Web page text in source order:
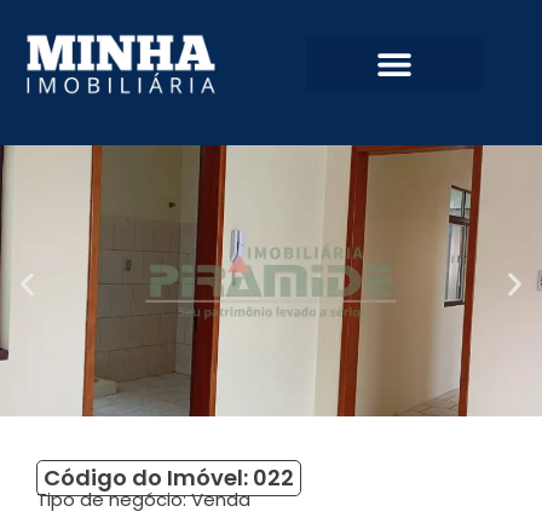
Código do Imóvel: 022
Tipo de negócio:Venda